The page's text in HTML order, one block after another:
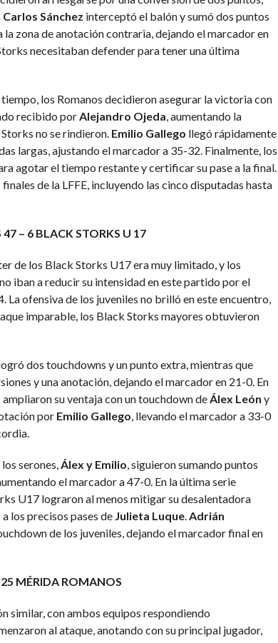
Carlos Sánchez interceptó el balón y sumó dos puntos
zona de anotación contraria, dejando el marcador en
necesitaban defender para tener una última
los Romanos decidieron asegurar la victoria con
recibido porAlejandro Ojeda, aumentando la
no se rindieron. Emilio Gallego llegó rápidamente
largas, ajustando el marcador a 35-32. Finalmente, los
agotar el tiempo restante y certificar su pase a la final.
de la LFFE, incluyendo las cinco disputadas hasta
– 6 BLACK STORKS U 17
de los Black Storks U17 era muy limitado, y los
iban a reducir su intensidad en este partido por el
La ofensiva de los juveniles no brilló en este encuentro,
imparable, los Black Storks mayores obtuvieron
dos touchdowns y un punto extra, mientras que
y una anotación, dejando el marcador en 21-0. En
su ventaja con un touchdown deÁlex León y
por Emilio Gallego, llevando el marcador a 33-0
serones,Álex y Emilio, siguieron sumando puntos
el marcador a 47-0. En la última serie
U17 lograron al menos mitigar su desalentadora
los precisos pases de Julieta Luque.Adrián
de los juveniles, dejando el marcador final en
MÉRIDA ROMANOS
similar, con ambos equipos respondiendo
al ataque, anotando con su principal jugador,